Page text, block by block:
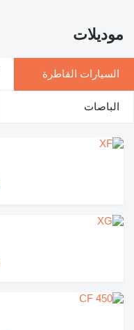
موديلات
السيارات القاطرة
الباصات